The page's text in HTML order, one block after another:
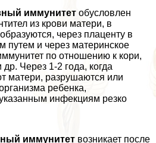
иммунитет обусловлен
из крови матери, в
через плаценту в
путем и через материнское
по отношению к кори,
Через 1-2 года, когда
матери, разрушаются или
ребенка,
инфекциям резко
иммунитет возникает после